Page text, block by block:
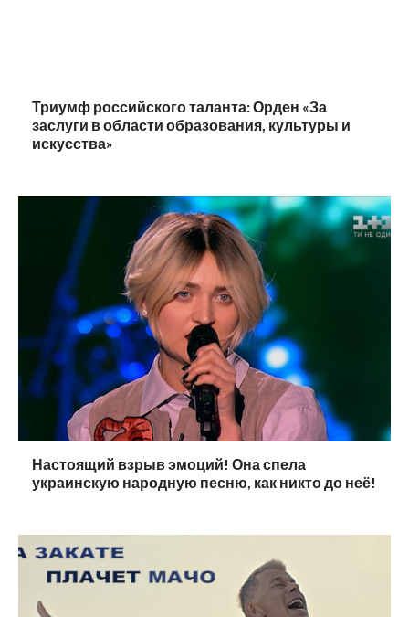
Триумф российского таланта: Орден «За
заслуги в области образования, культуры и
искусства»
Настоящий взрыв эмоций! Она спела
украинскую народную песню, как никто до неё!